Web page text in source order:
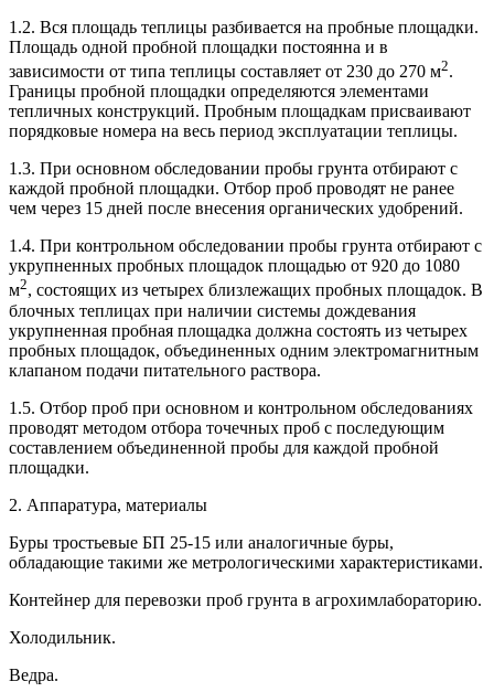
1.2. Вся площадь теплицы разбивается на пробные площадки.
Площадь одной пробной площадки постоянна и в
зависимости от типа теплицы составляет от 230 до 270 м2.
Границы пробной площадки определяются элементами
тепличных конструкций. Пробным площадкам присваивают
порядковые номера на весь период эксплуатации теплицы.
1.3. При основном обследовании пробы грунта отбирают с
каждой пробной площадки. Отбор проб проводят не ранее
чем через 15 дней после внесения органических удобрений.
1.4. При контрольном обследовании пробы грунта отбирают с
укрупненных пробных площадок площадью от 920 до 1080
м2, состоящих из четырех близлежащих пробных площадок. В
блочных теплицах при наличии системы дождевания
укрупненная пробная площадка должна состоять из четырех
пробных площадок, объединенных одним электромагнитным
клапаном подачи питательного раствора.
1.5. Отбор проб при основном и контрольном обследованиях
проводят методом отбора точечных проб с последующим
составлением объединенной пробы для каждой пробной
площадки.
2. Аппаратура, материалы
Буры тростьевые БП 25-15 или аналогичные буры,
обладающие такими же метрологическими характеристиками.
Контейнер для перевозки проб грунта в агрохимлабораторию.
Холодильник.
Ведра.